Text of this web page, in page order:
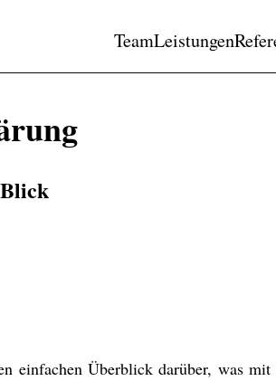
TeamLeistungen
einfachen Überblick darüber, was mit